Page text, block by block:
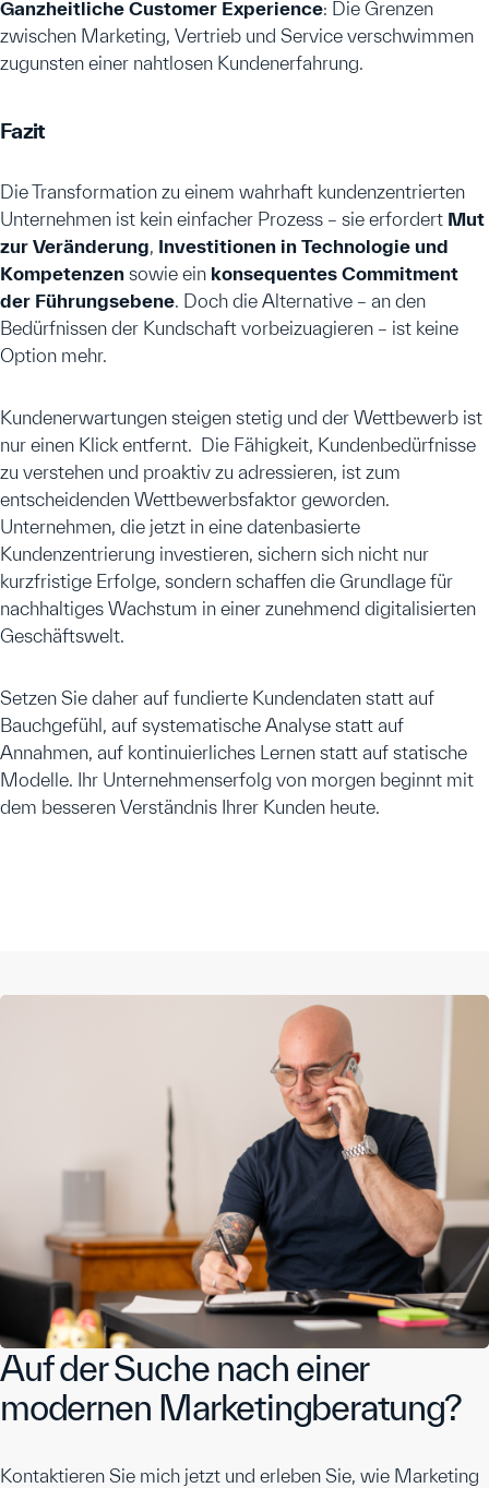
Ganzheitliche Customer Experience: Die Grenzen
zwischen Marketing, Vertrieb und Service verschwimmen
zugunsten einer nahtlosen Kundenerfahrung.
Fazit
Die Transformation zu einem wahrhaft kundenzentrierten
Unternehmen ist kein einfacher Prozess – sie erfordert Mut
zur Veränderung Investitionen in Technologie und
Kompetenzen sowie ein konsequentes Commitment
der Führungsebene . Doch die Alternative – an den
Bedürfnissen der Kundschaft vorbeizuagieren – ist keine
Option mehr.
Kundenerwartungen steigen stetig und der Wettbewerb ist
nur einen Klick entfernt. Die Fähigkeit, Kundenbedürfnisse
zu verstehen und proaktiv zu adressieren, ist zum
entscheidenden Wettbewerbsfaktor geworden.
Unternehmen, die jetzt in eine datenbasierte
Kundenzentrierung investieren, sichern sich nicht nur
kurzfristige Erfolge, sondern schaffen die Grundlage für
nachhaltiges Wachstum in einer zunehmend digitalisierten
Geschäftswelt.
Setzen Sie daher auf fundierte Kundendaten statt auf
Bauchgefühl, auf systematische Analyse statt auf
Annahmen, auf kontinuierliches Lernen statt auf statische
Modelle. Ihr Unternehmenserfolg von morgen beginnt mit
dem besseren Verständnis Ihrer Kunden heute.
Auf der Suche nach einer
modernen Marketingberatung?
Kontaktieren Sie mich jetzt und erleben Sie, wie Marketing